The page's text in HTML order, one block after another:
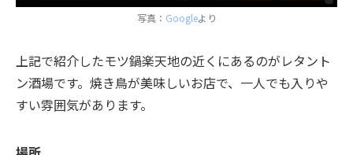
写真： Googleより
上記で紹介したモツ鍋楽天地の近くにあるのがレタント
ン酒場です。焼き鳥が美味しいお店で、一人でも入りや
すい雰囲気があります。